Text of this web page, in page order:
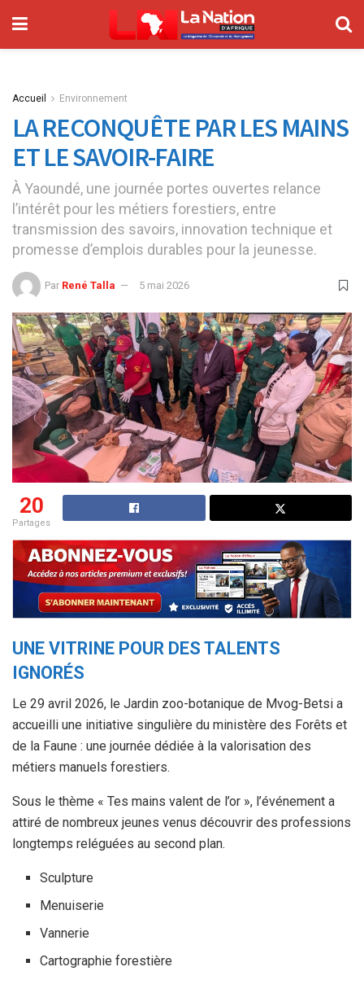
Accueil Environnement
LA RECONQUÊTE PAR LES MAINS
ET LE SAVOIR-FAIRE
À Yaoundé, une journée portes ouvertes relance
l’intérêt pour les métiers forestiers, entre
transmission des savoirs, innovation technique et
promesse d’emplois durables pour la jeunesse.
Par René Talla 5 mai 2026
20
Partages
UNE VITRINE POUR DES TALENTS
IGNORÉS
Le 29 avril 2026, le Jardin zoo-botanique de Mvog-Betsi a
accueilli une initiative singulière du ministère des Forêts et
de la Faune : une journée dédiée à la valorisation des
métiers manuels forestiers.
Sous le thème « Tes mains valent de l’or », l’événement a
attiré de nombreux jeunes venus découvrir des professions
longtemps reléguées au second plan.
Sculpture
Menuiserie
Vannerie
Cartographie forestière